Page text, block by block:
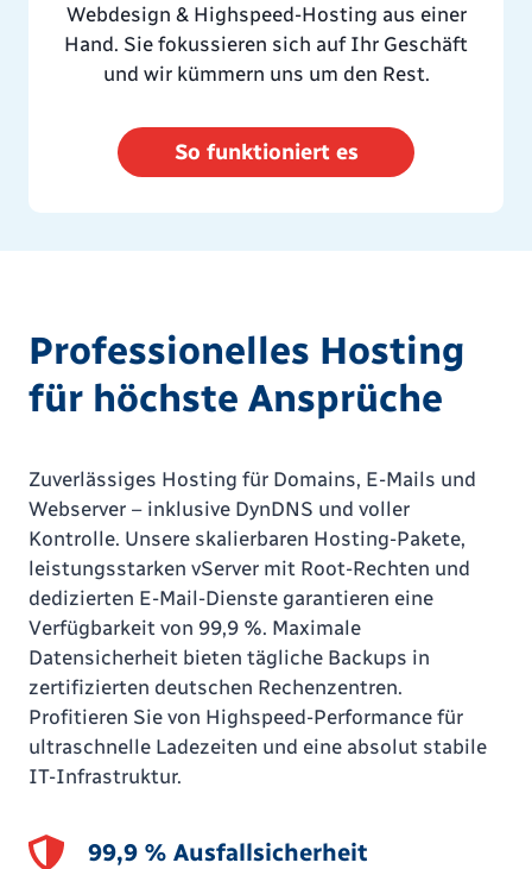
Webdesign & Highspeed-Hosting aus einer
Hand. Sie fokussieren sich auf Ihr Geschäft
und wir kümmern uns um den Rest.
So funktioniert es
Professionelles Hosting
für höchste Ansprüche
Zuverlässiges Hosting für Domains, E-Mails und
Webserver – inklusive DynDNS und voller
Kontrolle. Unsere skalierbaren Hosting-Pakete,
leistungsstarken vServer mit Root-Rechten und
dedizierten E-Mail-Dienste garantieren eine
Verfügbarkeit von 99,9 %. Maximale
Datensicherheit bieten tägliche Backups in
zertifizierten deutschen Rechenzentren.
Profitieren Sie von Highspeed-Performance für
ultraschnelle Ladezeiten und eine absolut stabile
IT-Infrastruktur.
99,9 % Ausfallsicherheit